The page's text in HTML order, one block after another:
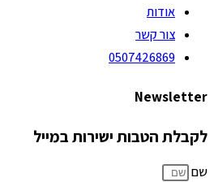
אודות
צור קשר
0507426869
Newsletter
לקבלת הטבות ישירות במייל
שם